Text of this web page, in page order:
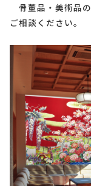
骨董品・美術品
ご相談ください。